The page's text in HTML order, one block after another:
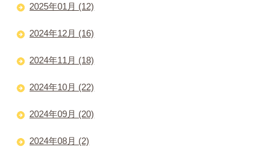
2025年01月 (12)
2024年12月 (16)
2024年11月 (18)
2024年10月 (22)
2024年09月 (20)
2024年08月 (2)